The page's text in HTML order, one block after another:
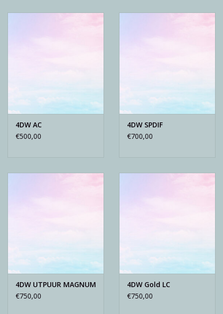
4DW AC
€500,00
4DW SPDIF
€700,00
4DW UTPUUR MAGNUM
€750,00
4DW Gold LC
€750,00